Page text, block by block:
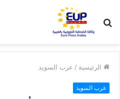
عن
الرئيسية / عرب السويد
عرب السويد